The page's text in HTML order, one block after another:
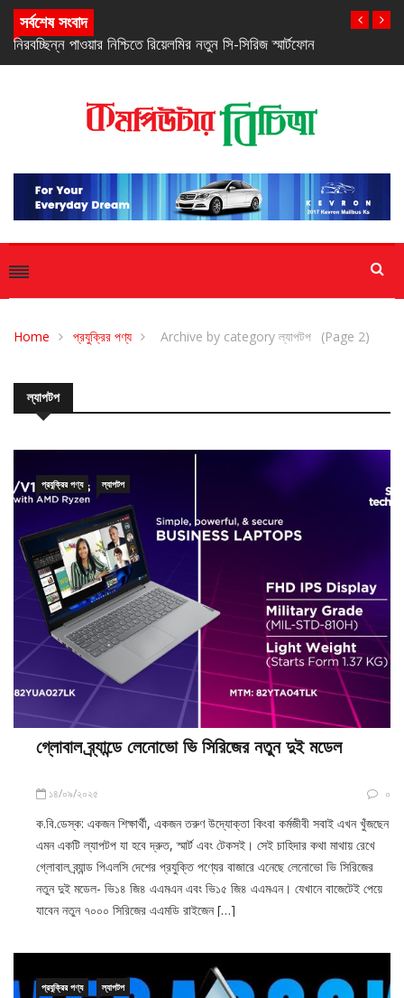
সর্বশেষ সংবাদ
নিরবচ্ছিন্ন পাওয়ার নিশ্চিতে রিয়েলমির নতুন সি-সিরিজ স্মার্টফোন
Home প্রযুক্রির পণ্য Archive by category ল্যাপটপ (Page 2)
ল্যাপটপ
প্রযুক্রির পণ্য ল্যাপটপ
গ্লোবাল ব্র্যান্ডে লেনোভো ভি সিরিজের নতুন দুই মডেল
১৪/০৯/২০২৫ ০
ক.বি.ডেস্ক: একজন শিক্ষার্থী, একজন তরুণ উদ্যোক্তা কিংবা কর্মজীবী সবাই এখন খুঁজছেন
এমন একটি ল্যাপটপ যা হবে দ্রুত, স্মার্ট এবং টেকসই। সেই চাহিদার কথা মাথায় রেখে
গ্লোবাল ব্র্যান্ড পিএলসি দেশের প্রযুক্তি পণ্যের বাজারে এনেছে লেনোভো ভি সিরিজের
নতুন দুই মডেল- ভি১৪ জি৪ এএমএন এবং ভি১৫ জি৪ এএমএন। যেখানে বাজেটেই পেয়ে
যাবেন নতুন ৭০০০ সিরিজের এএমডি রাইজেন […]
প্রযুক্রির পণ্য ল্যাপটপ